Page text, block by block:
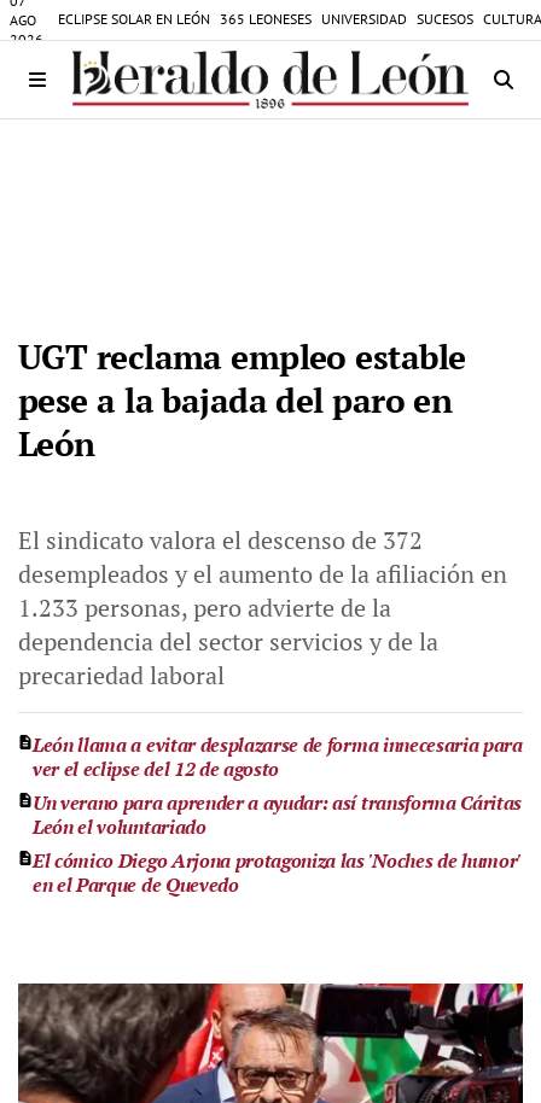
AGO
2026
ECLIPSE SOLAR EN LEÓN 365 LEONESES UNIVERSIDAD SUCESOS
UGT reclama empleo estable
pese a la bajada del paro en
León
El sindicato valora el descenso de 372
desempleados y el aumento de la afiliación en
1.233 personas, pero advierte de la
dependencia del sector servicios y de la
precariedad laboral
León llama a evitar desplazarse de forma innecesaria para
ver el eclipse del 12 de agosto
Un verano para aprender a ayudar: así transforma Cáritas
León el voluntariado
El cómico Diego Arjona protagoniza las 'Noches de humor'
en el Parque de Quevedo